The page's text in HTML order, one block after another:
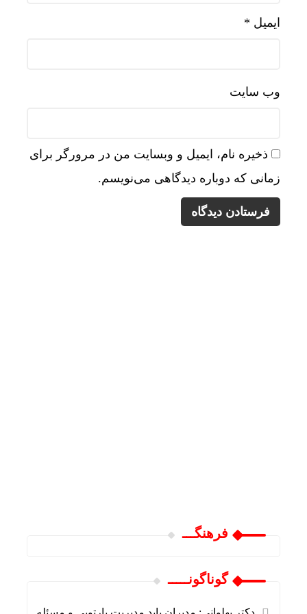
ایمیل *
وب‌ سایت
ذخیره نام، ایمیل و وبسایت من در مرورگر برای
زمانی که دوباره دیدگاهی می‌نویسم.
فرهنگـــ
گوناگونـــــ